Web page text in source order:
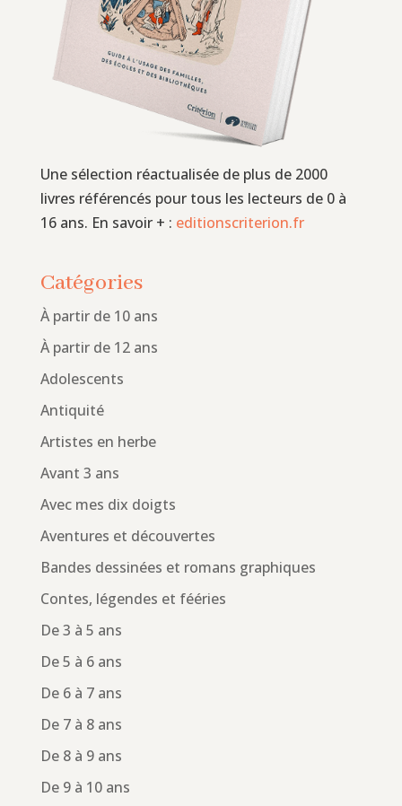
Une sélection réactualisée de plus de 2000
livres référencés pour tous les lecteurs de 0 à
16 ans. En savoir + : editionscriterion.fr
Catégories
À partir de 10 ans
À partir de 12 ans
Adolescents
Antiquité
Artistes en herbe
Avant 3 ans
Avec mes dix doigts
Aventures et découvertes
Bandes dessinées et romans graphiques
Contes, légendes et fééries
De 3 à 5 ans
De 5 à 6 ans
De 6 à 7 ans
De 7 à 8 ans
De 8 à 9 ans
De 9 à 10 ans